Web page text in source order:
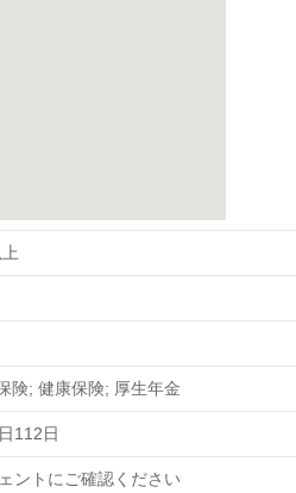
険; 健康保険; 厚生年金
112日
ントにご確認ください